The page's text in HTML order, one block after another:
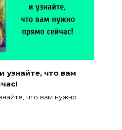
узнайте, что вам
что вам нужно